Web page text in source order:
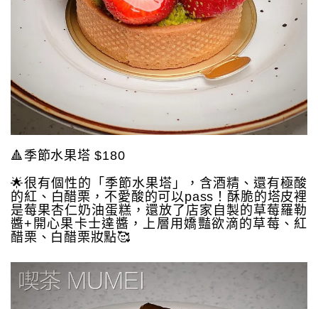
🔺季節水果塔 $180
🌟很有個性的「季節水果塔」，含酒精、還有極酸
的紅、白醋栗，不愛酸的可以pass！酥脆的塔皮裡
是莓果杏仁奶油蛋糕，還放了店家自製的草莓羅勒
醬+開心果卡士達醬，上層用嬌豔欲滴的草莓、紅
醋栗、白醋栗妝點🥰